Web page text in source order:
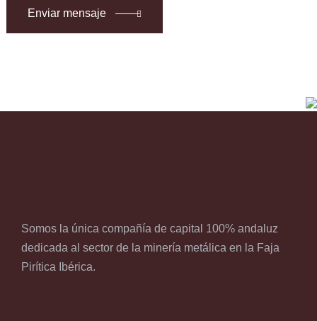
Enviar mensaje
Somos la única compañía de capital 100% andaluz
dedicada al sector de la minería metálica en la Faja
Pirítica Ibérica.